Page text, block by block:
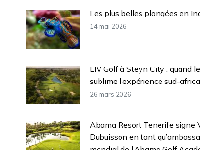
Les plus belles plongées en
14 mai 2026
LIV Golf à Steyn City : quand
sublime l’expérience sud-
26 mars 2026
Abama Resort Tenerife signe
Dubuisson en tant